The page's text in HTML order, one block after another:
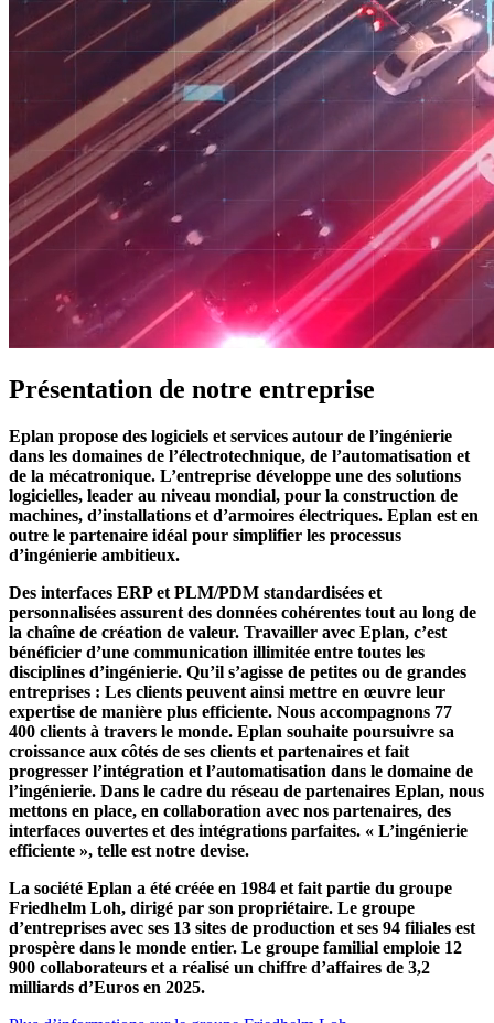
Présentation de notre entreprise
Eplan propose des logiciels et services autour de l’ingénierie
dans les domaines de l’électrotechnique, de l’automatisation et
de la mécatronique. L’entreprise développe une des solutions
logicielles, leader au niveau mondial, pour la construction de
machines, d’installations et d’armoires électriques. Eplan est en
outre le partenaire idéal pour simplifier les processus
d’ingénierie ambitieux.
Des interfaces ERP et PLM/PDM standardisées et
personnalisées assurent des données cohérentes tout au long de
la chaîne de création de valeur. Travailler avec Eplan, c’est
bénéficier d’une communication illimitée entre toutes les
disciplines d’ingénierie. Qu’il s’agisse de petites ou de grandes
entreprises : Les clients peuvent ainsi mettre en œuvre leur
expertise de manière plus efficiente. Nous accompagnons 77
400 clients à travers le monde. Eplan souhaite poursuivre sa
croissance aux côtés de ses clients et partenaires et fait
progresser l’intégration et l’automatisation dans le domaine de
l’ingénierie. Dans le cadre du réseau de partenaires Eplan, nous
mettons en place, en collaboration avec nos partenaires, des
interfaces ouvertes et des intégrations parfaites. « L’ingénierie
efficiente », telle est notre devise.
La société Eplan a été créée en 1984 et fait partie du groupe
Friedhelm Loh, dirigé par son propriétaire. Le groupe
d’entreprises avec ses 13 sites de production et ses 94 filiales est
prospère dans le monde entier. Le groupe familial emploie 12
900 collaborateurs et a réalisé un chiffre d’affaires de 3,2
milliards d’Euros en 2025.